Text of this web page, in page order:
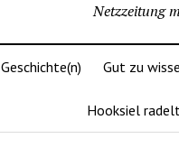
Netzzeitung
Geschichte(n) Gut zu
Hooksiel